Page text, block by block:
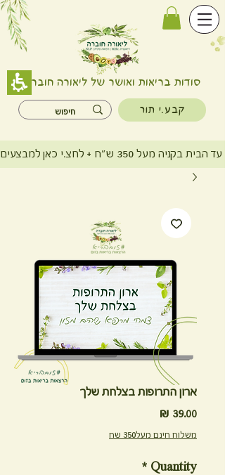
סודות בריאות ואושר של ליאורה חוברה
קבע.י תור
ש"ח + לחצ.י כאן למבצעים
ארון התרופות בצלחת שלך
39.00 ₪
Price
משלוח חינם מעל350 שח
Quantity
*